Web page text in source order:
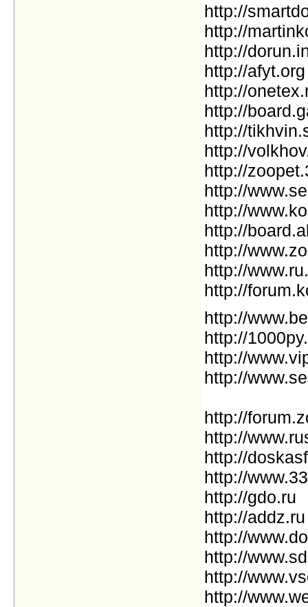
http://
http://
http://
http://afyt.org
http://
http://
http://
http://
http://
http://
http://
http://
http://
http://
http://
http://
http://
http://
http://
http://
http://
http://
http://
http://gdo.ru
http://addz.ru
http://
http://
http://
http://